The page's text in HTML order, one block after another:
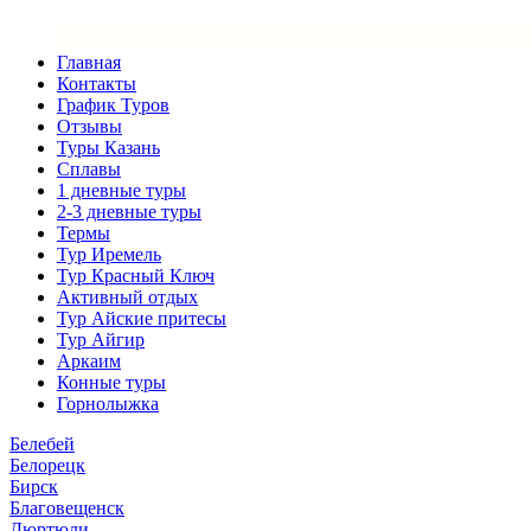
Главная
Контакты
График Туров
Отзывы
Туры Казань
Сплавы
1 дневные туры
2-3 дневные туры
Термы
Тур Иремель
Тур Красный Ключ
Активный отдых
Тур Айские притесы
Тур Айгир
Аркаим
Конные туры
Горнолыжка
Белебей
Белорецк
Бирск
Благовещенск